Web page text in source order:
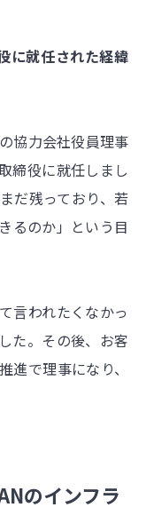
に就任された経緯
協力会社役員理事
締役に就任しまし
だ残っており、若
るのか」という目
言われたくなかっ
た。その後、お客
進で理事になり、
のインフラ